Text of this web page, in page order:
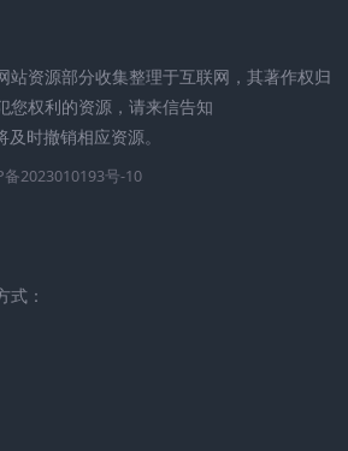
站资源部分收集整理于互联网，其著作权归
您权利的资源，请来信告知
时撤销相应资源。
备2023010193号-10
式：